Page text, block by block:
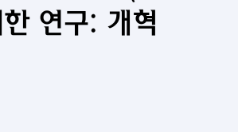
연구: 개혁